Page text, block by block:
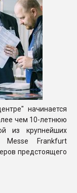
ПЕРЕЙТИ НА
начинается
чем 10-летнюю
из крупнейших
Messe Frankfurt
предстоящего